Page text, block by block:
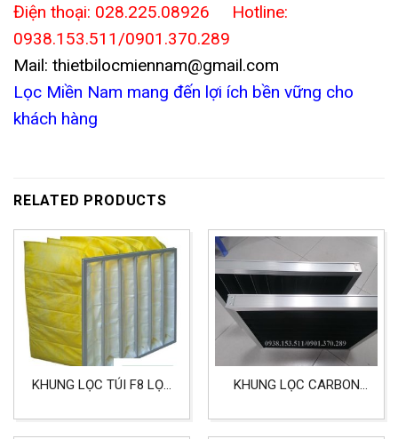
Điện thoại: 028.225.08926 Hotline:
0938.153.511/0901.370.289
Mail: thietbilocmiennam@gmail.com
Lọc Miền Nam mang đến lợi ích bền vững cho
khách hàng
RELATED PRODUCTS
KHUNG LỌC TÚI F8 LỌC
KHUNG LỌC CARBON
SẠCH 5MM